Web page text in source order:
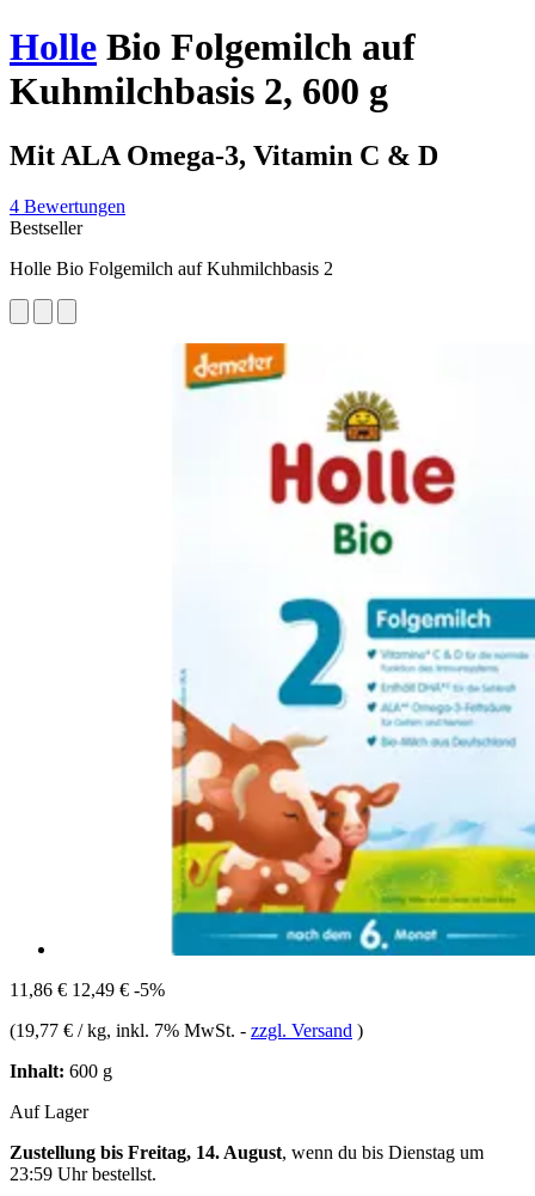
Holle Bio Folgemilch auf
Kuhmilchbasis 2, 600 g
Mit ALA Omega-3, Vitamin C & D
4 Bewertungen
Bestseller
Holle Bio Folgemilch auf Kuhmilchbasis 2
11,86 € 12,49 € -5%
(19,77 € / kg, inkl. 7% MwSt. - zzgl. Versand )
Inhalt: 600 g
Auf Lager
Zustellung bis Freitag, 14. August, wenn du bis Dienstag um
23:59 Uhrbestellst.